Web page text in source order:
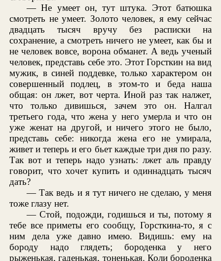
— Не умеет он, тут штука. Этот батюшка
смотреть не умеет. Золото человек, я ему сейчас
двадцать тысяч вручу без расписки на
сохранение, а смотреть ничего не умеет, как бы и
не человек вовсе, ворона обманет. А ведь ученый
человек, представь себе это. Этот Горсткин на вид
мужик, в синей поддевке, только характером он
совершенный подлец, в этом-то и беда наша
общая: он лжет, вот черта. Иной раз так налжет,
что только дивишься, зачем это он. Налгал
третьего года, что жена у него умерла и что он
уже женат на другой, и ничего этого не было,
представь себе: никогда жена его не умирала,
живет и теперь и его бьет каждые три дня по разу.
Так вот и теперь надо узнать: лжет аль правду
говорит, что хочет купить и одиннадцать тысяч
дать?
— Так ведь и я тут ничего не сделаю, у меня
тоже глазу нет.
— Стой, подожди, годишься и ты, потому я
тебе все приметы его сообщу, Горсткина-то, я с
ним дела уже давно имею. Видишь: ему на
бороду надо глядеть; бороденка у него
рыженькая, гаденькая, тоненькая. Коли бороденка